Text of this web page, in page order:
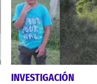
INVESTIGACIÓN